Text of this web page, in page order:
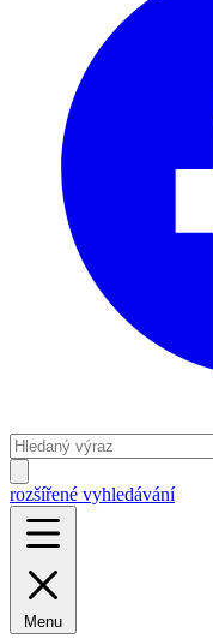
rozšířené vyhledávání
Menu